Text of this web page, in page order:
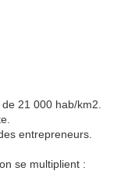
21 000 hab/km2.
entrepreneurs.
se multiplient :